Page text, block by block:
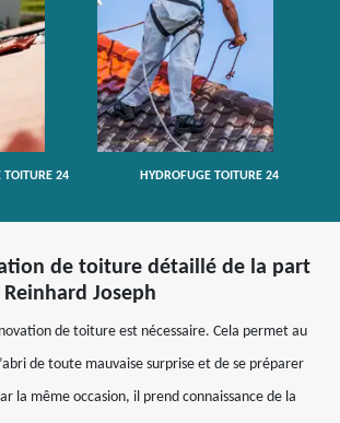
TOITURE 24 HYDROFUGE TOITURE 24
de toiture détaillé de la part
Joseph
de toiture est nécessaire. Cela permet au
de toute mauvaise surprise et de se préparer
la même occasion, il prend connaissance de la